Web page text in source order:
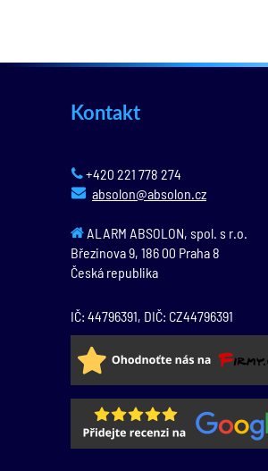
Kontakt
+420 221 778 274
absolon@absolon.cz
ALARM ABSOLON, spol. s r.o.
Březinova 9, 186 00 Praha 8
Česká republika
IČ: 44796391, DIČ: CZ44796391